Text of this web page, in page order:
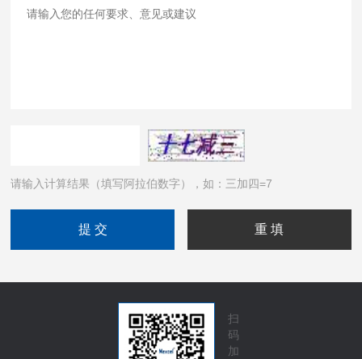
请输入计算结果（填写阿拉伯数字），如：三加四=7
扫
码
加